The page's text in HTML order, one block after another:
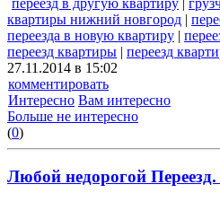
переезд в другую квартиру |
квартиры нижний новгород |
переезда в новую квартиру |
переезд квартиры | переезд
27.11.2014 в 15:02
комментировать
Интересно Вам интересно
Больше не интересно
(0)
Любой недорогой